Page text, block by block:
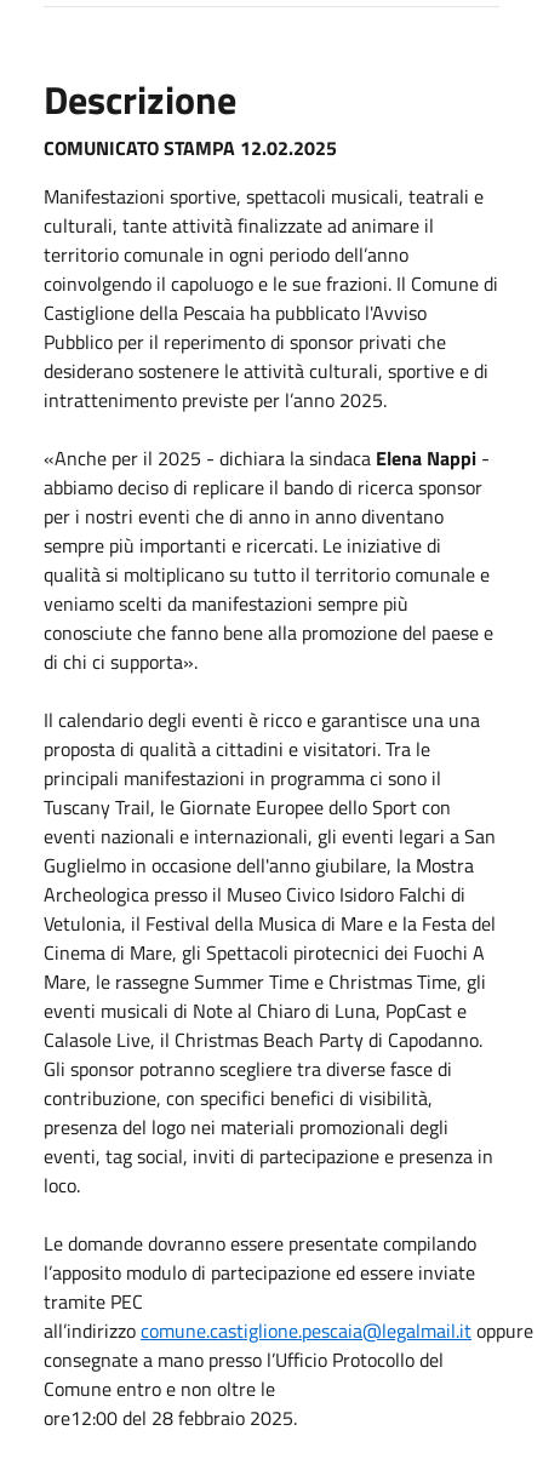
Descrizione
COMUNICATO STAMPA 12.02.2025
Manifestazioni sportive, spettacoli musicali, teatrali e
culturali, tante attività finalizzate ad animare il
territorio comunale in ogni periodo dell’anno
coinvolgendo il capoluogo e le sue frazioni. Il Comune di
Castiglione della Pescaia ha pubblicato l'Avviso
Pubblico per il reperimento di sponsor privati che
desiderano sostenere le attività culturali, sportive e di
intrattenimento previste per l’anno 2025.
«Anche per il 2025 - dichiara la sindaca Elena Nappi -
abbiamo deciso di replicare il bando di ricerca sponsor
per i nostri eventi che di anno in anno diventano
sempre più importanti e ricercati. Le iniziative di
qualità si moltiplicano su tutto il territorio comunale e
veniamo scelti da manifestazioni sempre più
conosciute che fanno bene alla promozione del paese e
di chi ci supporta».
Il calendario degli eventi è ricco e garantisce una una
proposta di qualità a cittadini e visitatori. Tra le
principali manifestazioni in programma ci sono il
Tuscany Trail, le Giornate Europee dello Sport con
eventi nazionali e internazionali, gli eventi legari a San
Guglielmo in occasione dell'anno giubilare, la Mostra
Archeologica presso il Museo Civico Isidoro Falchi di
Vetulonia, il Festival della Musica di Mare e la Festa del
Cinema di Mare, gli Spettacoli pirotecnici dei Fuochi A
Mare, le rassegne Summer Time e Christmas Time, gli
eventi musicali di Note al Chiaro di Luna, PopCast e
Calasole Live, il Christmas Beach Party di Capodanno.
Gli sponsor potranno scegliere tra diverse fasce di
contribuzione, con specifici benefici di visibilità,
presenza del logo nei materiali promozionali degli
eventi, tag social, inviti di partecipazione e presenza in
loco.
Le domande dovranno essere presentate compilando
l’apposito modulo di partecipazione ed essere inviate
tramite PEC
all’indirizzocomune.castiglione.pescaia@legalmail.itoppure
consegnate a mano presso l’Ufficio Protocollo del
Comune entro e non oltre le
ore12:00 del 28 febbraio 2025.